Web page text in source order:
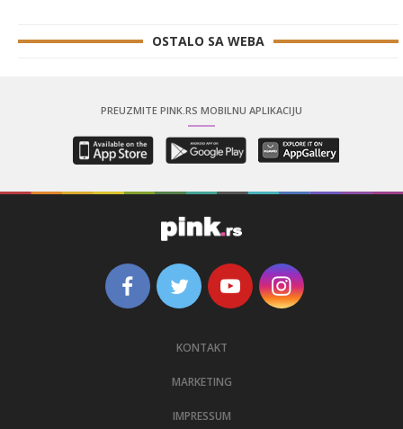
OSTALO SA WEBA
PREUZMITE PINK.RS MOBILNU APLIKACIJU
KONTAKT
MARKETING
IMPRESSUM